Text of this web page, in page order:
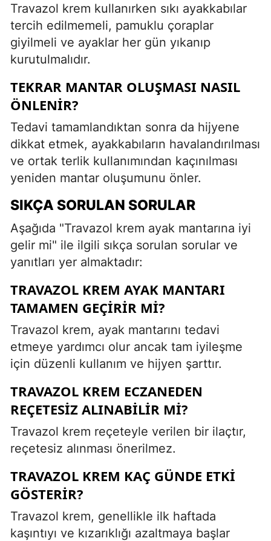
Travazol krem kullanırken sıkı ayakkabılar
tercih edilmemeli, pamuklu çoraplar
giyilmeli ve ayaklar her gün yıkanıp
kurutulmalıdır.
TEKRAR MANTAR OLUŞMASI NASIL
ÖNLENIR?
Tedavi tamamlandıktan sonra da hijyene
dikkat etmek, ayakkabıların havalandırılması
ve ortak terlik kullanımından kaçınılması
yeniden mantar oluşumunu önler.
SIKÇA SORULAN SORULAR
Aşağıda "Travazol krem ayak mantarına iyi
gelir mi" ile ilgili sıkça sorulan sorular ve
yanıtları yer almaktadır:
TRAVAZOL KREM AYAK MANTARI
TAMAMEN GEÇIRIR MI?
Travazol krem, ayak mantarını tedavi
etmeye yardımcı olur ancak tam iyileşme
için düzenli kullanım ve hijyen şarttır.
TRAVAZOL KREM ECZANEDEN
REÇETESIZ ALINABILIR MI?
Travazol krem reçeteyle verilen bir ilaçtır,
reçetesiz alınması önerilmez.
TRAVAZOL KREM KAÇ GÜNDE ETKI
GÖSTERIR?
Travazol krem, genellikle ilk haftada
kaşıntıyı ve kızarıklığı azaltmaya başlar